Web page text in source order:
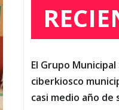
El Grupo
ciberkiosco
casi medio año de